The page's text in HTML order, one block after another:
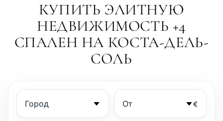
КУПИТЬ ЭЛИТНУЮ
НЕДВИЖИМОСТЬ +4
СПАЛЕН НА КОСТА-ДЕЛЬ-
СОЛЬ
€